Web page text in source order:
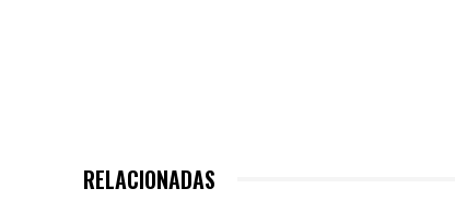
RELACIONADAS